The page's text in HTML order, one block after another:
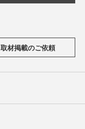
取材掲載のご依頼